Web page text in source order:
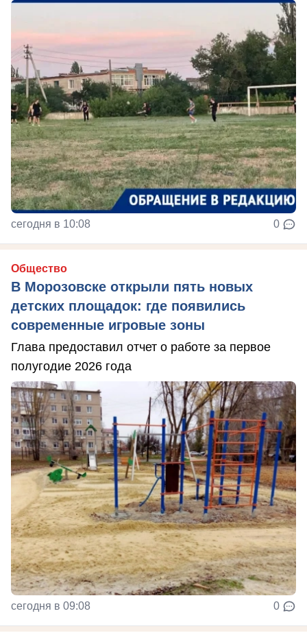
сегодня в 10:08 0
Общество
В Морозовске открыли пять новых
детских площадок: где появились
современные игровые зоны
Глава предоставил отчет о работе за первое
полугодие 2026 года
сегодня в 09:08 0